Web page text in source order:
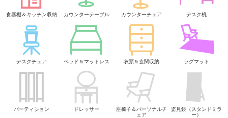
食器棚＆キッチン収納 カウンターテーブル カウンターチェア デスク机
デスクチェア ベッド＆マットレス 衣類＆玄関収納 ラグマット
パーティション ドレッサー
座椅子＆パーソナルチ
ェア
姿見鏡（スタンドミラ
ー）